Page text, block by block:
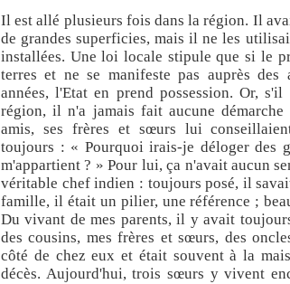
Il est allé plusieurs fois dans la région. Il
de grandes superficies, mais il ne les
installées. Une loi locale stipule que si le
terres et ne se manifeste pas auprès des
années, l'Etat en prend possession. Or,
région, il n'a jamais fait aucune démarche
amis, ses frères et sœurs lui
toujours : « Pourquoi irais-je déloger des
m'appartient ? » Pour lui, ça n'avait aucun
véritable chef indien : toujours posé, il
famille, il était un pilier, une référence ;
Du vivant de mes parents, il y avait
des cousins, mes frères et sœurs, des
côté de chez eux et était souvent à la
décès. Aujourd'hui, trois sœurs y vivent